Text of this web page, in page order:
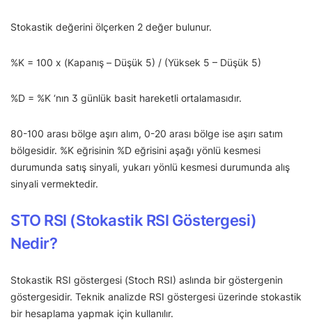
Stokastik değerini ölçerken 2 değer bulunur.
%K = 100 x (Kapanış – Düşük 5) / (Yüksek 5 – Düşük 5)
%D = %K ‘nın 3 günlük basit hareketli ortalamasıdır.
80-100 arası bölge aşırı alım, 0-20 arası bölge ise aşırı satım
bölgesidir. %K eğrisinin %D eğrisini aşağı yönlü kesmesi
durumunda satış sinyali, yukarı yönlü kesmesi durumunda alış
sinyali vermektedir.
STO RSI (Stokastik RSI Göstergesi)
Nedir?
Stokastik RSI göstergesi (Stoch RSI) aslında bir göstergenin
göstergesidir. Teknik analizde RSI göstergesi üzerinde stokastik
bir hesaplama yapmak için kullanılır.